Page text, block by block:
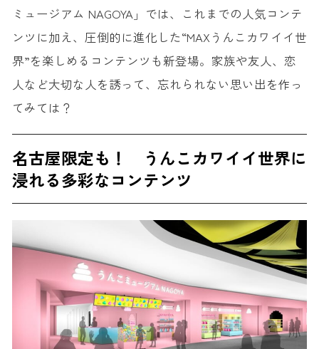
ミュージアム NAGOYA」では、これまでの人気コンテ
ンツに加え、圧倒的に進化した“MAXうんこカワイイ世
界”を楽しめるコンテンツも新登場。家族や友人、恋
人など大切な人を誘って、忘れられない思い出を作っ
てみては？
名古屋限定も！ うんこカワイイ世界に
浸れる多彩なコンテンツ